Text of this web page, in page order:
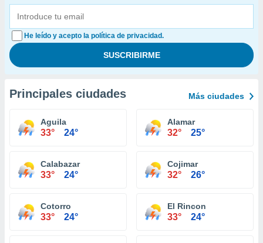
He leído y acepto la política de privacidad.
Principales ciudades Más ciudades
Aguila
33° 24°
Alamar
32° 25°
Calabazar
33° 24°
Cojimar
32° 26°
Cotorro
33° 24°
El Rincon
33° 24°